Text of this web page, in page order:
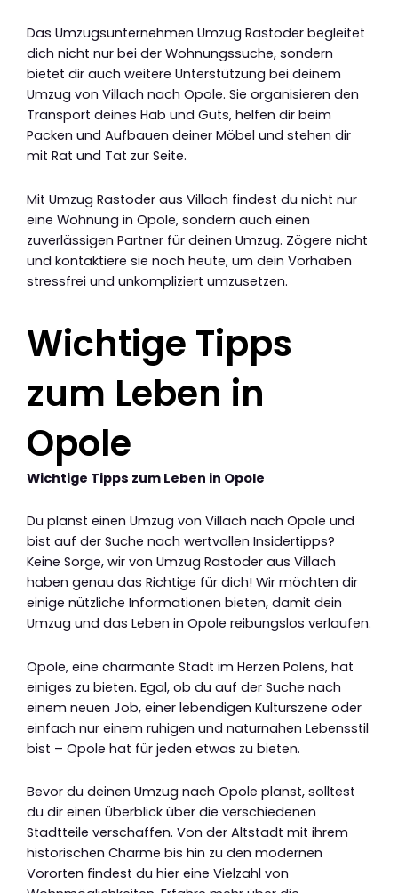
Das Umzugsunternehmen Umzug Rastoder begleitet
dich nicht nur bei der Wohnungssuche, sondern
bietet dir auch weitere Unterstützung bei deinem
Umzug von Villach nach Opole. Sie organisieren den
Transport deines Hab und Guts, helfen dir beim
Packen und Aufbauen deiner Möbel und stehen dir
mit Rat und Tat zur Seite.
Mit Umzug Rastoder aus Villach findest du nicht nur
eine Wohnung in Opole, sondern auch einen
zuverlässigen Partner für deinen Umzug. Zögere nicht
und kontaktiere sie noch heute, um dein Vorhaben
stressfrei und unkompliziert umzusetzen.
Wichtige Tipps
zum Leben in
Opole
Wichtige Tipps zum Leben in Opole
Du planst einen Umzug von Villach nach Opole und
bist auf der Suche nach wertvollen Insidertipps?
Keine Sorge, wir von Umzug Rastoder aus Villach
haben genau das Richtige für dich! Wir möchten dir
einige nützliche Informationen bieten, damit dein
Umzug und das Leben in Opole reibungslos verlaufen.
Opole, eine charmante Stadt im Herzen Polens, hat
einiges zu bieten. Egal, ob du auf der Suche nach
einem neuen Job, einer lebendigen Kulturszene oder
einfach nur einem ruhigen und naturnahen Lebensstil
bist – Opole hat für jeden etwas zu bieten.
Bevor du deinen Umzug nach Opole planst, solltest
du dir einen Überblick über die verschiedenen
Stadtteile verschaffen. Von der Altstadt mit ihrem
historischen Charme bis hin zu den modernen
Vororten findest du hier eine Vielzahl von